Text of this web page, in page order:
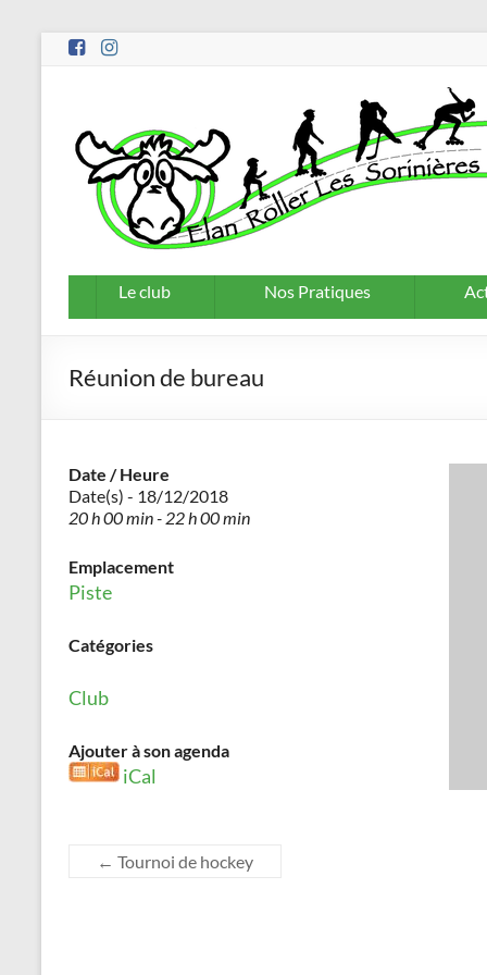
Aller
Le club Nos Pratiques
Réunion de bureau
Date / Heure
Date(s) - 18/12/2018
20 h 00 min - 22 h 00 min
Emplacement
Piste
Catégories
Club
Ajouter à son agenda
iCal
← Tournoi de hockey